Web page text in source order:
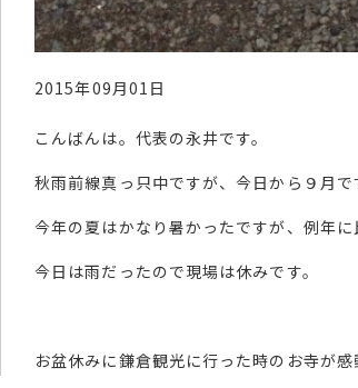
2015年09月01日
こんばんは。代表の永井です。
秋雨前線真っ只中ですが、今日から９月で
今年の夏はかなり暑かったですが、例年
今日は雨だったので現場は休みです。
お盆休みに鎌倉観光に行った時のお寺が